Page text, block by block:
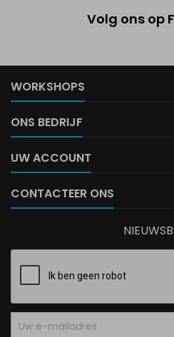
Volg ons op
WORKSHOPS
ONS BEDRIJF
UW ACCOUNT
CONTACTEER ONS